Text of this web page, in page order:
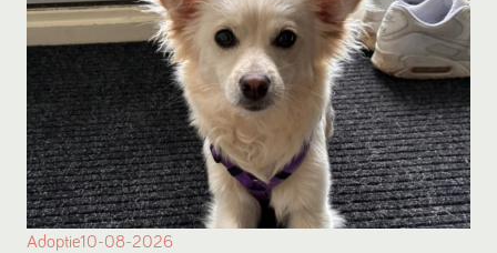
Adoptie10-08-2026